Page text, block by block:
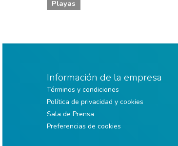
Playas
Información de la empresa
Términos y condiciones
Política de privacidad y cookies
Sala de Prensa
Preferencias de cookies